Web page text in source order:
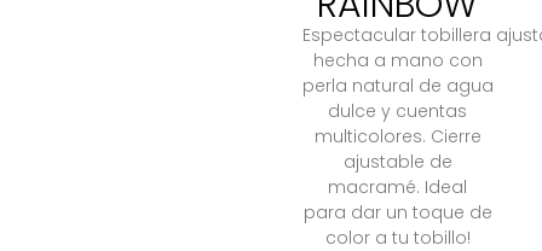
Espectacular tobillera
hecha a mano con
perla natural de agua
dulce y cuentas
multicolores. Cierre
ajustable de
macramé. Ideal
para dar un toque de
color a tu tobillo!